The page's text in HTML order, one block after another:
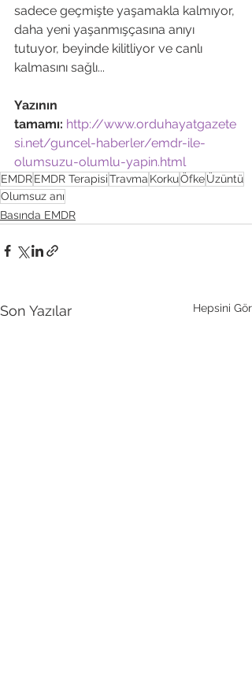
sadece geçmişte yaşamakla kalmıyor,
daha yeni yaşanmışçasına anıyı
tutuyor, beyinde kilitliyor ve canlı
kalmasını sağlı...
Yazının
tamamı: http://www.orduhayatgazete
si.net/guncel-haberler/emdr-ile-
olumsuzu-olumlu-yapin.html
EMDREMDR TerapisiTravma KorkuÖfkeÜzüntü
Olumsuz anı
Basında EMDR
Son Yazılar Hepsini Gör